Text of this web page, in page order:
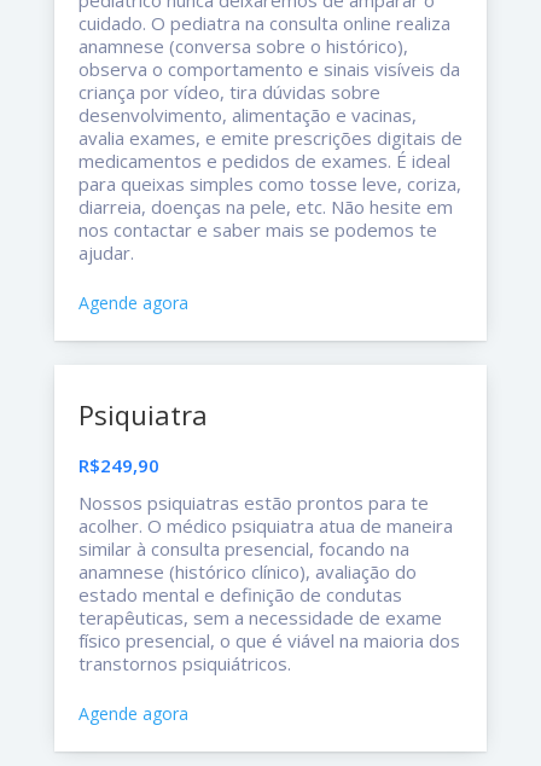
cuidado. O pediatra na consulta online realiza
anamnese (conversa sobre o histórico),
observa o comportamento e sinais visíveis da
criança por vídeo, tira dúvidas sobre
desenvolvimento, alimentação e vacinas,
avalia exames, e emite prescrições digitais de
medicamentos e pedidos de exames. É ideal
para queixas simples como tosse leve, coriza,
diarreia, doenças na pele, etc. Não hesite em
nos contactar e saber mais se podemos te
ajudar.
Agende agora
Psiquiatra
R$249,90
Nossos psiquiatras estão prontos para te
acolher. O médico psiquiatra atua de maneira
similar à consulta presencial, focando na
anamnese (histórico clínico), avaliação do
estado mental e definição de condutas
terapêuticas, sem a necessidade de exame
físico presencial, o que é viável na maioria dos
transtornos psiquiátricos.
Agende agora